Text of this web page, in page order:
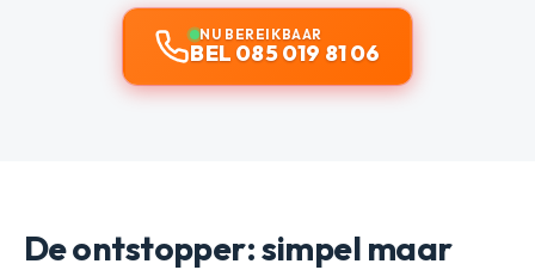
NU BEREIKBAAR
BEL 085 019 81 06
De ontstopper: simpel maar